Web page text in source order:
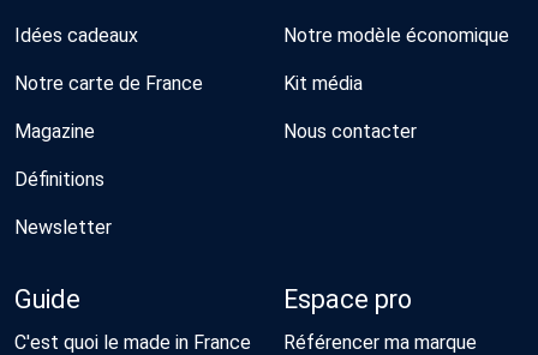
Idées cadeaux
Notre carte de France
Magazine
Définitions
Newsletter
Notre modèle économique
Kit média
Nous contacter
Guide
C'est quoi le made in France
Espace pro
Référencer ma marque